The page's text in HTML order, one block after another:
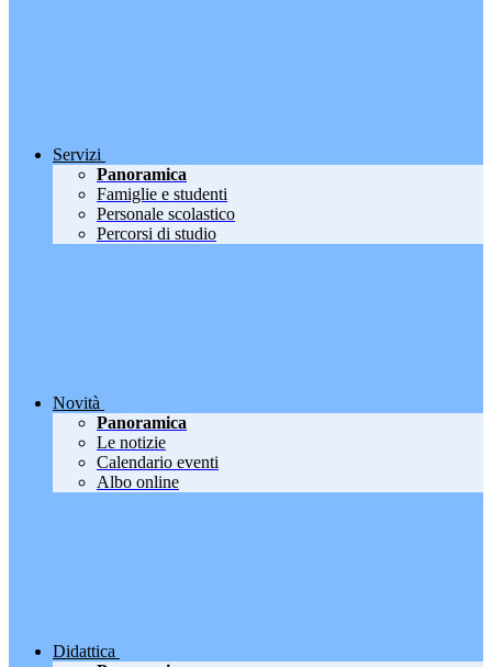
Servizi
Panoramica
Famiglie e studenti
Personale scolastico
Percorsi di studio
Novità
Panoramica
Le notizie
Calendario eventi
Albo online
Didattica